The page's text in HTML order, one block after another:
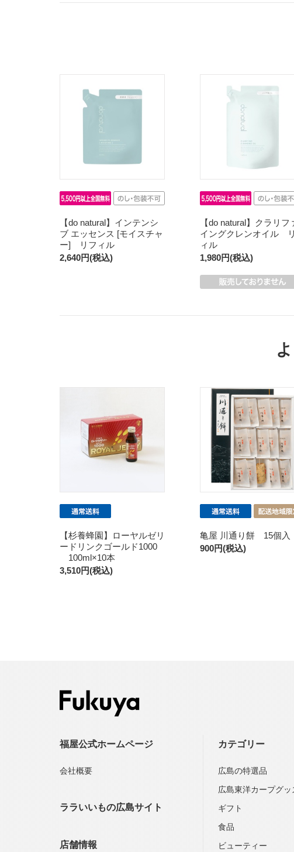
【do natural】インテンシ
ブ エッセンス [モイスチャ
ー] リフィル
2,640円(税込)
【do natural】クラリフ
イングクレンオイル
ィル
1,980円(税込)
【杉養蜂園】ローヤルゼリ
ードリンクゴールド1000
100ml×10本
3,510円(税込)
亀屋 川通り餅 15個入
900円(税込)
福屋公式ホームページ
会社概要
ララいいもの広島サイト
店舗情報
カテゴリー
広島の特選品
広島東洋カープグッ
ギフト
食品
ビューティー